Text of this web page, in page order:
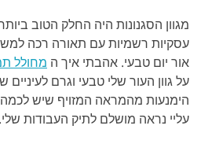
עסקיות רשמיות עם תאורה רכה
אור יום טבעי. אהבתי איך ה מחולל
על גוון העור שלי טבעי וגרם לעיניים
עליי נראה מושלם לתיק העבודות שלי.